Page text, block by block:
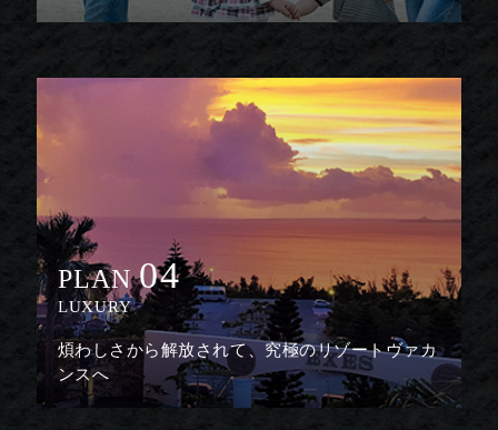
PLAN 04
LUXURY
煩わしさから解放されて、究極のリゾートヴァカ
ンスへ